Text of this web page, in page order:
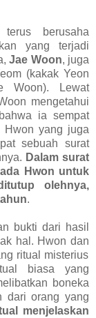
terus berusaha
yang terjadi
Jae Woon, juga
(kakak Yeon
Woon). Lewat
mengetahui
ia sempat
Hwon yang juga
sebuah surat
Dalam surat
Hwon untuk
olehnya,
.
bukti dari hasil
hal. Hwon dan
ritual misterius
biasa yang
boneka
dari orang yang
menjelaskan